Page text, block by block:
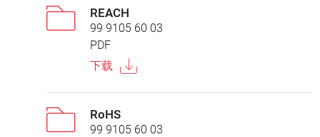
REACH
99 9105 60 03
PDF
下载
RoHS
99 9105 60 03